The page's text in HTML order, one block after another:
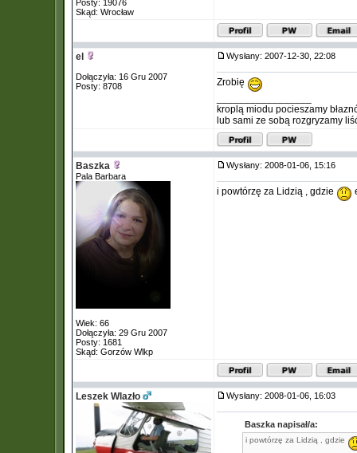
Posty: 19076
Skąd: Wrocław
el
Dołączyła: 16 Gru 2007
Posty: 8708
Wysłany: 2007-12-30, 22:08
Zrobię
kroplą miodu pocieszamy
lub sami ze sobą rozgryzamy
Baszka
Pala Barbara
Wiek: 66
Dołączyła: 29 Gru 2007
Posty: 1681
Skąd: Gorzów Wlkp
Wysłany: 2008-01-06, 15:16
i powtórzę za Lidzią , gdzie
Leszek Wlazło Wysłany: 2008-01-06, 16:03
Baszka napisał/a:
i powtórzę za Lidzią , gdzie